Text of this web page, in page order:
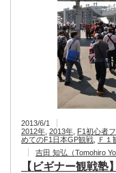
2013/6/1
2012年 2013年 F1初心者
めてのF1日本GP観戦
Ｆ１
吉田 知弘（Tomohiro
【ビギナー観戦